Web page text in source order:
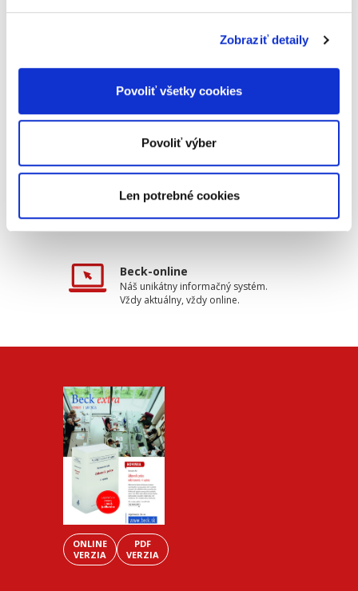
Zobraziť detaily
Povoliť všetky cookies
Povoliť výber
Len potrebné cookies
Tradičné nakladateľstvo
Pôsobíme na trhu už viac ako 11
rokov.
Semináre a Konferencie
Beck-online
Náš unikátny informačný systém.
Vždy aktuálny, vždy online.
ONLINE
VERZIA
PDF
VERZIA